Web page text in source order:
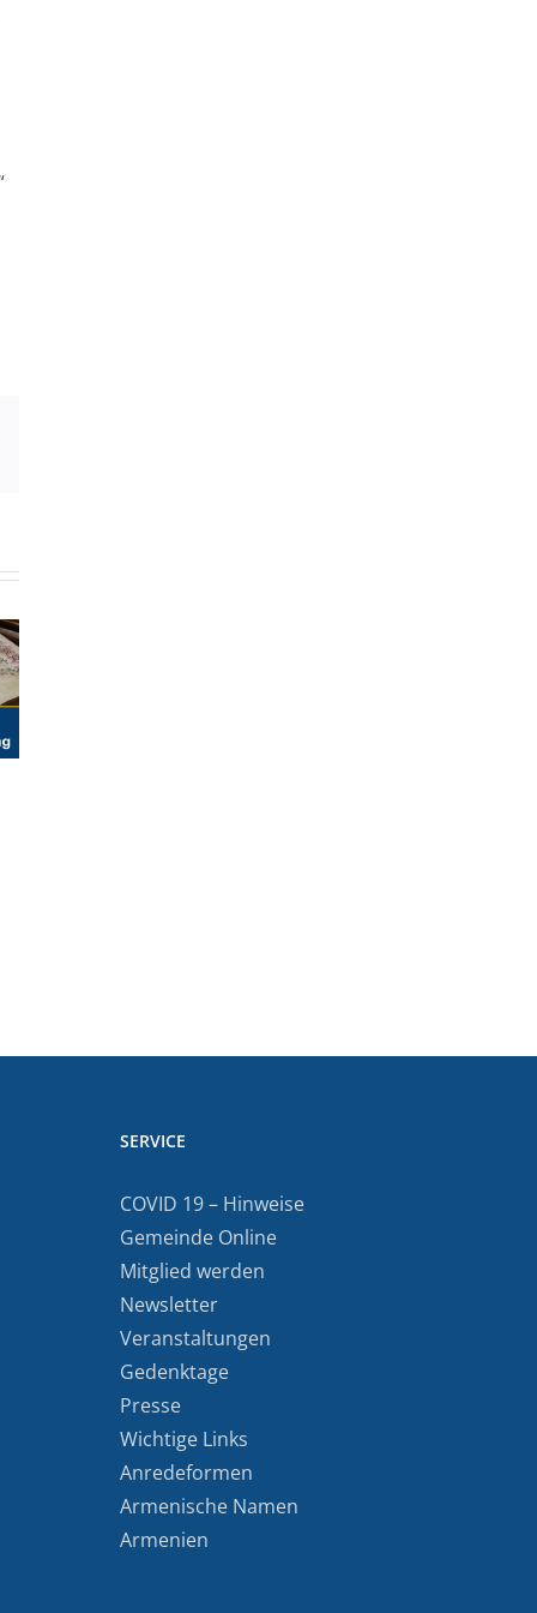
SERVICE
COVID 19 – Hinweise
Gemeinde Online
Mitglied werden
Newsletter
Veranstaltungen
Gedenktage
Presse
Wichtige Links
Anredeformen
Armenische Namen
Armenien